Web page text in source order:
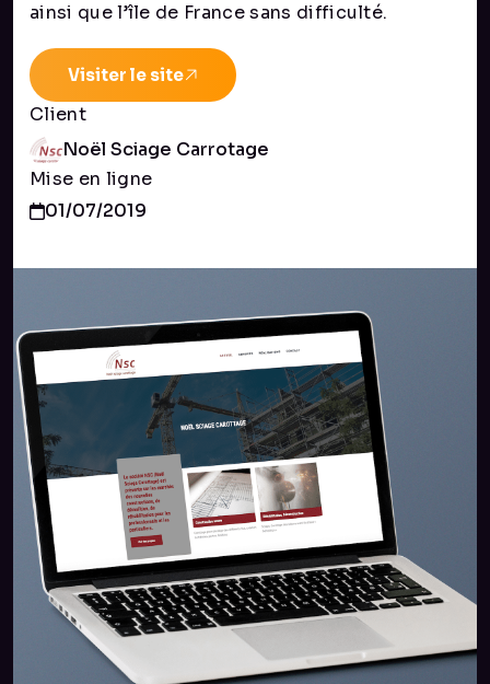
ainsi que l’île de France sans difficulté.
Visiter le site
Client
Noël Sciage Carrotage
Mise en ligne
01/07/2019